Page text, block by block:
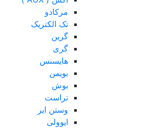
مرکادو
تک الکتریک
گرین
گری
هایسنس
بویمن
بوش
تراست
وستن ایر
ایوولی